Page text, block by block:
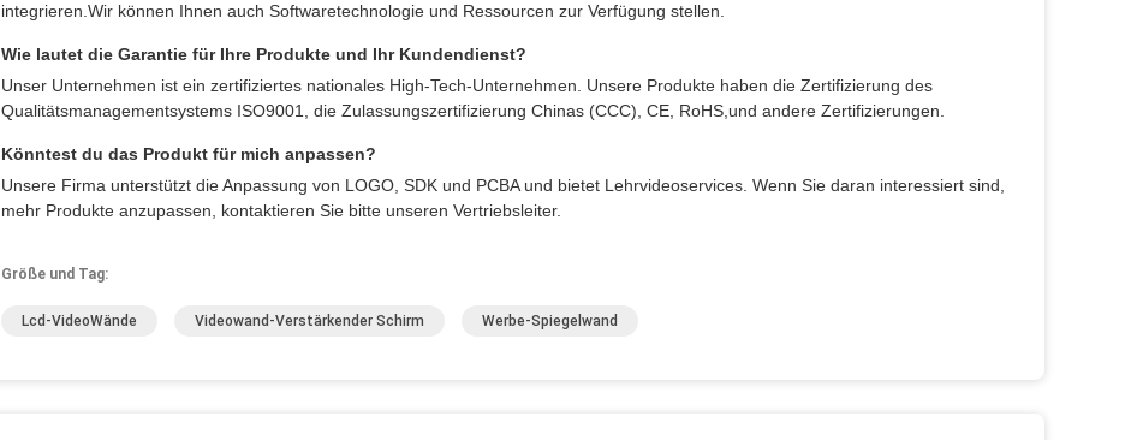
integrieren.Wir können Ihnen auch Softwaretechnologie und Ressourcen zur Verfügung stellen.
Wie lautet die Garantie für Ihre Produkte und Ihr Kundendienst?
Unser Unternehmen ist ein zertifiziertes nationales High-Tech-Unternehmen. Unsere Produkte haben die Zertifizierung des
Qualitätsmanagementsystems ISO9001, die Zulassungszertifizierung Chinas (CCC), CE, RoHS,und andere Zertifizierungen.
Könntest du das Produkt für mich anpassen?
Unsere Firma unterstützt die Anpassung von LOGO, SDK und PCBA und bietet Lehrvideoservices. Wenn Sie daran interessiert sind,
mehr Produkte anzupassen, kontaktieren Sie bitte unseren Vertriebsleiter.
Größe und Tag:
Lcd-VideoWände Videowand-Verstärkender Schirm Werbe-Spiegelwand